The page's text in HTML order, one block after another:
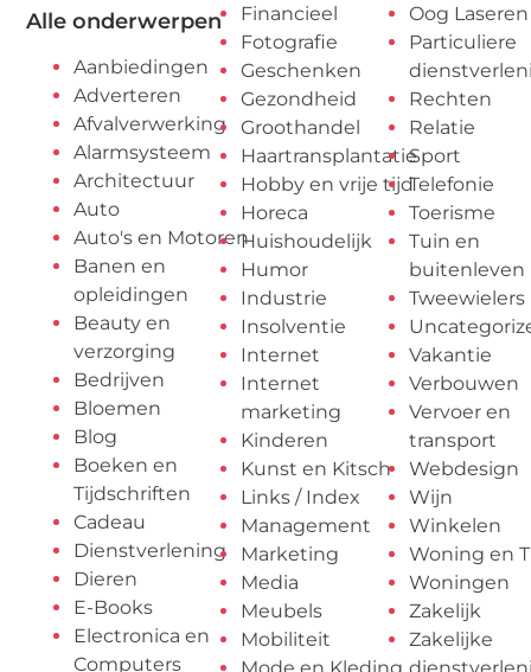
Alle onderwerpen
Aanbiedingen
Adverteren
Afvalverwerking
Alarmsysteem
Architectuur
Auto
Auto's en Motoren
Banen en
opleidingen
Beauty en
verzorging
Bedrijven
Bloemen
Blog
Boeken en
Tijdschriften
Cadeau
Dienstverlening
Dieren
E-Books
Electronica en
Computers
Financieel
Fotografie
Geschenken
Gezondheid
Groothandel
Haartransplantatie
Hobby en vrije tijd
Horeca
Huishoudelijk
Humor
Industrie
Insolventie
Internet
Internet
marketing
Kinderen
Kunst en Kitsch
Links / Index
Management
Marketing
Media
Meubels
Mobiliteit
Oog Laseren
Particuliere
Rechten
Relatie
Sport
Telefonie
Toerisme
Tuin en
buitenleven
Tweewielers
Vakantie
Verbouwen
Vervoer en
transport
Webdesign
Wijn
Winkelen
Woning en
Woningen
Zakelijk
Zakelijke